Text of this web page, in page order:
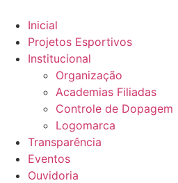
Inicial
Projetos Esportivos
Institucional
Organização
Academias Filiadas
Controle de Dopagem
Logomarca
Transparência
Eventos
Ouvidoria